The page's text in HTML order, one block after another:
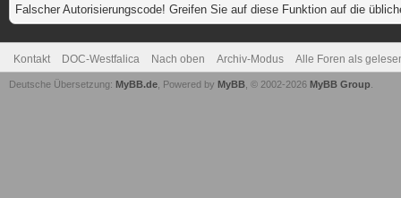
Falscher Autorisierungscode! Greifen Sie auf diese Funktion auf die
Kontakt DOC-Westfalica Nach oben Archiv-Modus Alle Foren als
Deutsche Übersetzung: MyBB.de , Powered by MyBB , © 2002-2026 MyBB Group